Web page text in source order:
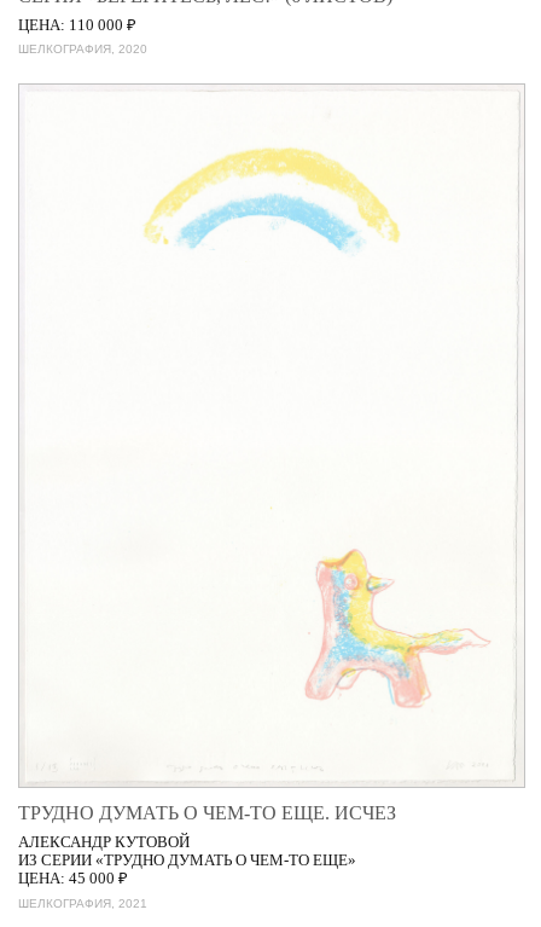
ЦЕНА: 110 000 ₽
ШЕЛКОГРАФИЯ, 2020
ТРУДНО ДУМАТЬ О ЧЕМ-ТО ЕЩЕ. ИСЧЕЗ
АЛЕКСАНДР КУТОВОЙ
ИЗ СЕРИИ «ТРУДНО ДУМАТЬ О ЧЕМ-ТО ЕЩЕ»
ЦЕНА: 45 000 ₽
ШЕЛКОГРАФИЯ, 2021